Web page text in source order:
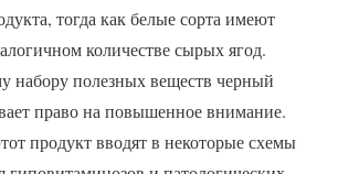
тогда как белые сорта имеют
количестве сырых ягод.
набору полезных веществ черный
право на повышенное внимание.
продукт вводят в некоторые схемы